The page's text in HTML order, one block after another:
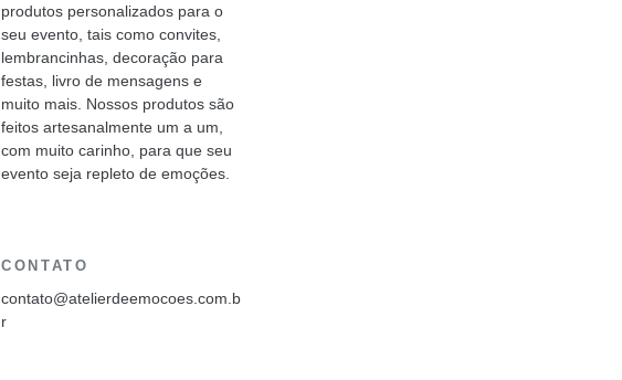
produtos personalizados para o
seu evento, tais como convites,
lembrancinhas, decoração para
festas, livro de mensagens e
muito mais. Nossos produtos são
feitos artesanalmente um a um,
com muito carinho, para que seu
evento seja repleto de emoções.
CONTATO
contato@atelierdeemocoes.com.b
r